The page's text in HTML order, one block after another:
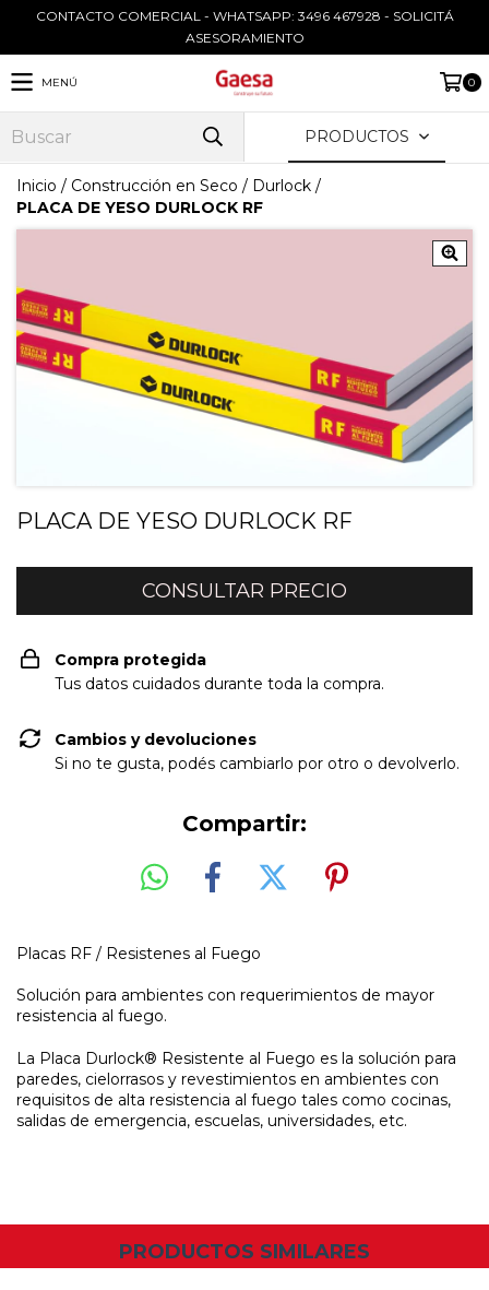
CONTACTO COMERCIAL - WHATSAPP: 3496 467928 - SOLICITÁ
ASESORAMIENTO
MENÚ 0
PRODUCTOS
Inicio / Construcción en Seco / Durlock /
PLACA DE YESO DURLOCK RF
PLACA DE YESO DURLOCK RF
Compra protegida
Tus datos cuidados durante toda la compra.
Cambios y devoluciones
Si no te gusta, podés cambiarlo por otro o devolverlo.
Compartir:
Placas RF / Resistenes al Fuego
Solución para ambientes con requerimientos de mayor
resistencia al fuego.
La Placa Durlock® Resistente al Fuego es la solución para
paredes, cielorrasos y revestimientos en ambientes con
requisitos de alta resistencia al fuego tales como cocinas,
salidas de emergencia, escuelas, universidades, etc.
PRODUCTOS SIMILARES